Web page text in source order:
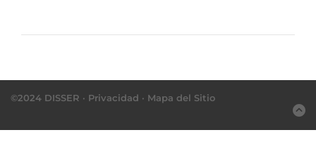
©2024 DISSER · Privacidad · Mapa del Sitio